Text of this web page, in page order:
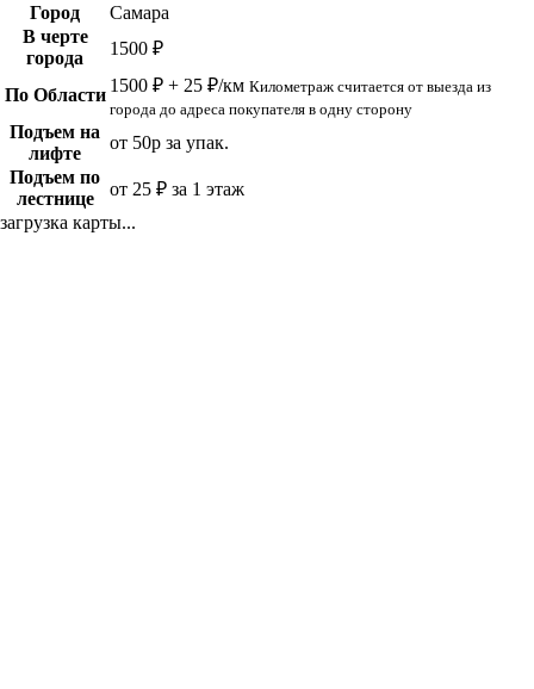
Город
Самара
В черте
города
1500 ₽
По Области 1500 ₽ + 25 ₽/км Километраж считается от выезда из
города до адреса покупателя в одну сторону
Подъем на
лифте
от 50р за упак.
Подъем по
лестнице
от 25 ₽ за 1 этаж
загрузка карты...